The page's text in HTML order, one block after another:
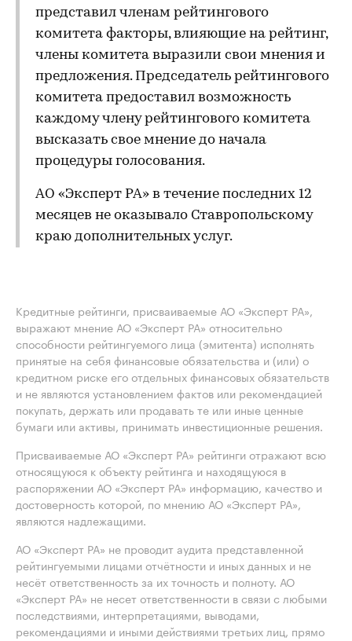
представил членам рейтингового
комитета факторы, влияющие на рейтинг,
члены комитета выразили свои мнения и
предложения. Председатель рейтингового
комитета предоставил возможность
каждому члену рейтингового комитета
высказать свое мнение до начала
процедуры голосования.
АО «Эксперт РА» в течение последних 12
месяцев не оказывало Ставропольскому
краю дополнительных услуг.
Кредитные рейтинги, присваиваемые АО «Эксперт РА»,
выражают мнение АО «Эксперт РА» относительно
способности рейтингуемого лица (эмитента) исполнять
принятые на себя финансовые обязательства и (или) о
кредитном риске его отдельных финансовых обязательств
и не являются установлением фактов или рекомендацией
покупать, держать или продавать те или иные ценные
бумаги или активы, принимать инвестиционные решения.
Присваиваемые АО «Эксперт РА» рейтинги отражают всю
относящуюся к объекту рейтинга и находящуюся в
распоряжении АО «Эксперт РА» информацию, качество и
достоверность которой, по мнению АО «Эксперт РА»,
являются надлежащими.
АО «Эксперт РА» не проводит аудита представленной
рейтингуемыми лицами отчётности и иных данных и не
несёт ответственность за их точность и полноту. АО
«Эксперт РА» не несет ответственности в связи с любыми
последствиями, интерпретациями, выводами,
рекомендациями и иными действиями третьих лиц, прямо